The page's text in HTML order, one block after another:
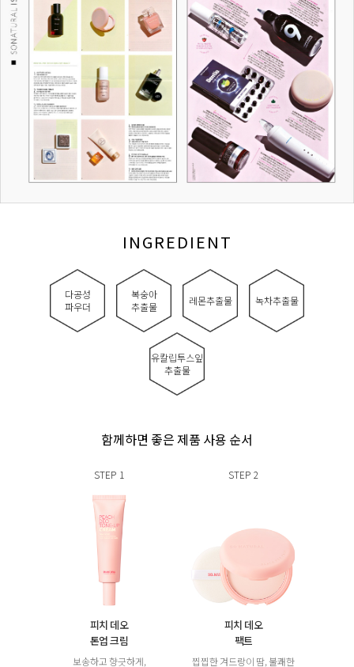
INGREDIENT
다공성
파우더
복숭아
추출물
레몬추출물 녹차추출물
유칼립투스잎
추출물
함께하면 좋은 제품 사용 순서
STEP 1
피치 데오
톤업 크림
보송하고 향긋하게,
STEP 2
피치 데오
팩트
찝찝한 겨드랑이 땀, 불쾌한